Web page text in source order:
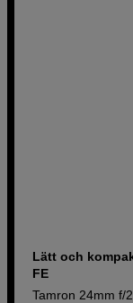
Lätt och
FE
Tamron 24mm f/